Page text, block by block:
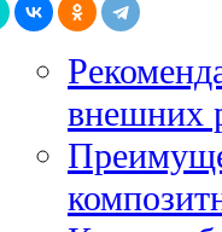
внешних